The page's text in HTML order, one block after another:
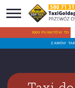
1000 PUNKTÓW TO
ZAMÓW